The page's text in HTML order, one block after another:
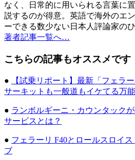
なく、日常的に用いられる言葉に
説するのが得意。英語で海外のエ
ーできる数少ない日本人評論家のひ
著者記事一覧へ…
こちらの記事もオススメです
●
【試乗リポート】最新「フェラ
サーキットも一般道もイケてる万
● ランボルギーニ・カウンタック
サービスとは？
● フェラーリ F40とロールスロイ
ブ